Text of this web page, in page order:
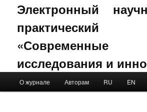
Электронный
практический
«Современные
исследования и
Skip to primary content
Skip to secondary content
О журнале Авторам RU EN